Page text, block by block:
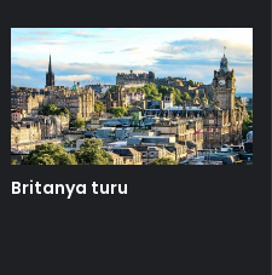
Britanya turu